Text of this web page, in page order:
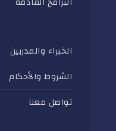
الخبراء والمدربين
الشروط والأحكام
تواصل معنا